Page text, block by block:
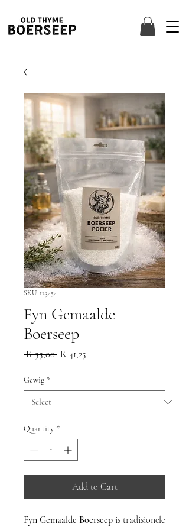
SKU: 123454
Fyn Gemaalde
Boerseep
R 55,00 Regular
R 41,25
Gewig *
Quantity *
Add to Cart
Fyn Gemaalde Boerseep is tradisionele